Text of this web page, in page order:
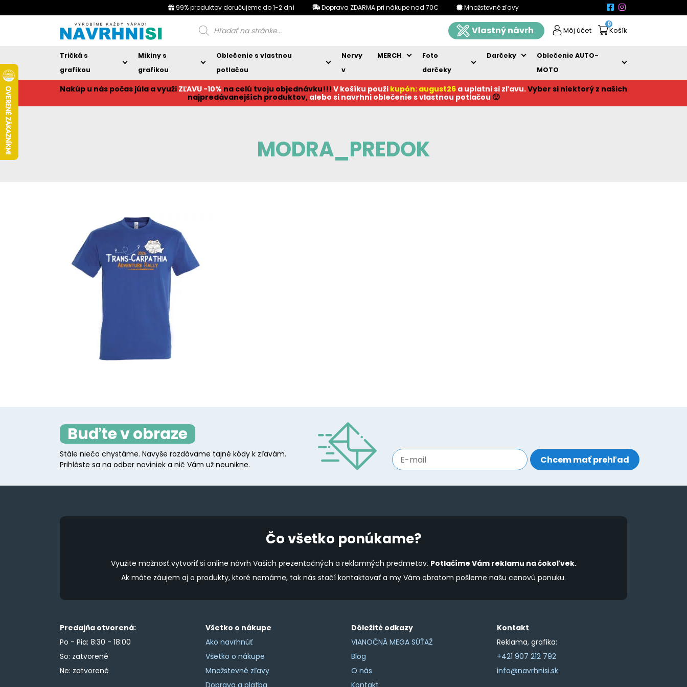
99% produktov doručujeme do 1-2 dní Doprava ZDARMA pri nákupe nad 70€ Množstevné zľavy
Products
search Vlastný návrh Môj účet
0
Košík
Tričká s
grafikou
Mikiny s
grafikou
Oblečenie s vlastnou
potlačou
Nervy
v
MERCH
Foto
darčeky
Darčeky
Oblečenie AUTO-
MOTO
Nakúp u nás počas júla a využi ZĽAVU -10% na celú tvoju objednávku!!! V košíku použi kupón: august26 a uplatni si zľavu.Vyber si niektorý z našich
najpredávanejších produktov, alebo si navrhni oblečenie s vlastnou potlačou 🙂
MODRA_PREDOK
Buďte v obraze
Stále niečo chystáme. Navyše rozdávame tajné kódy k zľavám.
Prihláste sa na odber noviniek a nič Vám už neunikne.
Čo všetko ponúkame?
Využite možnosť vytvoriť si online návrh Vašich prezentačných a reklamných predmetov. Potlačíme Vám reklamu na čokoľvek.
Ak máte záujem aj o produkty, ktoré nemáme, tak nás stačí kontaktovať a my Vám obratom pošleme našu cenovú ponuku.
Predajňa otvorená:
Po - Pia: 8:30 - 18:00
So: zatvorené
Ne: zatvorené
Všetko o nákupe
Ako navrhnúť
Všetko o nákupe
Množstevné zľavy
Dôležité odkazy
VIANOČNÁ MEGA SÚŤAŽ
Blog
O nás
Kontakt
Reklama, grafika:
+421 907 212 792
info@navrhnisi.sk